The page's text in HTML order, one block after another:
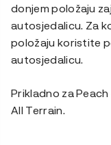
donjem položaju
autosjedalicu. Za
položaju koristite
autosjedalicu.
Prikladno za
All Terrain.